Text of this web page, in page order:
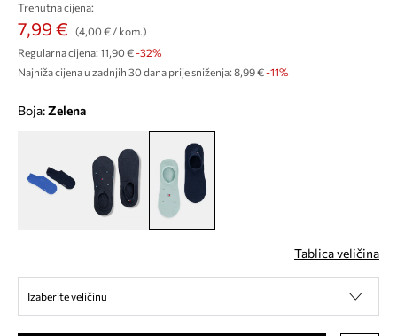
Trenutna cijena:
7,99 €
(4,00 € / kom.)
Regularna cijena: 11,90 €-32%
Najniža cijena u zadnjih 30 dana prije sniženja: 8,99 € -11%
Boja: zelena
Tablica veličina
Izaberite veličinu